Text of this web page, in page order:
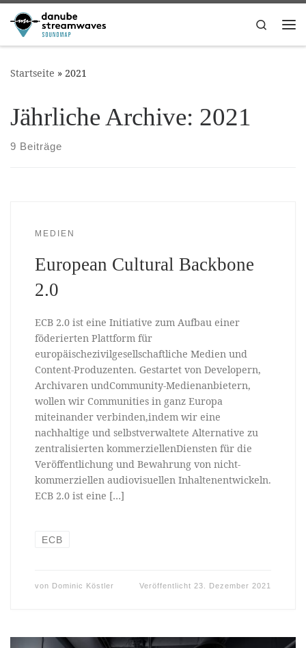
Zum Inhalt springen
Search
Startseite » 2021
Jährliche Archive: 2021
9 Beiträge
MEDIEN
European Cultural Backbone
2.0
ECB 2.0 ist eine Initiative zum Aufbau einer
föderierten Plattform für
europäischezivilgesellschaftliche Medien und
Content-Produzenten. Gestartet von Developern,
Archivaren undCommunity-Medienanbietern,
wollen wir Communities in ganz Europa
miteinander verbinden,indem wir eine
nachhaltige und selbstverwaltete Alternative zu
zentralisierten kommerziellenDiensten für die
Veröffentlichung und Bewahrung von nicht-
kommerziellen audiovisuellen Inhaltenentwickeln.
ECB 2.0 ist eine […]
ECB
von Dominic Köstler Veröffentlicht 23. Dezember 2021